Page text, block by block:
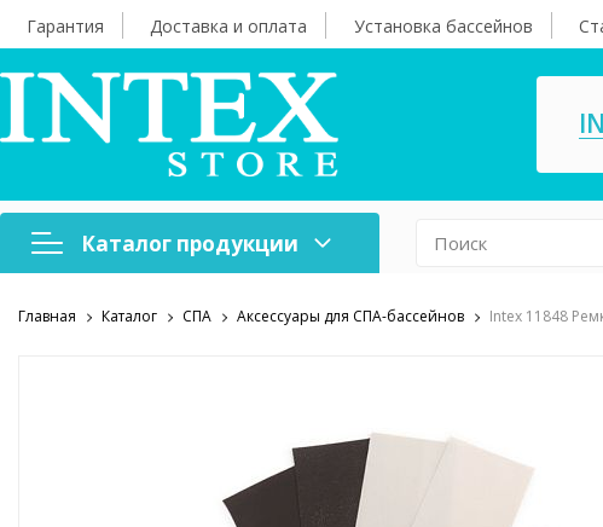
Гарантия Доставка и оплата Установка бассейнов
Каталог продукции
Надувная мебель
Надувные лодки и
Химия
Главная Каталог СПА Аксессуары для СПА-бассейнов Intex 11848